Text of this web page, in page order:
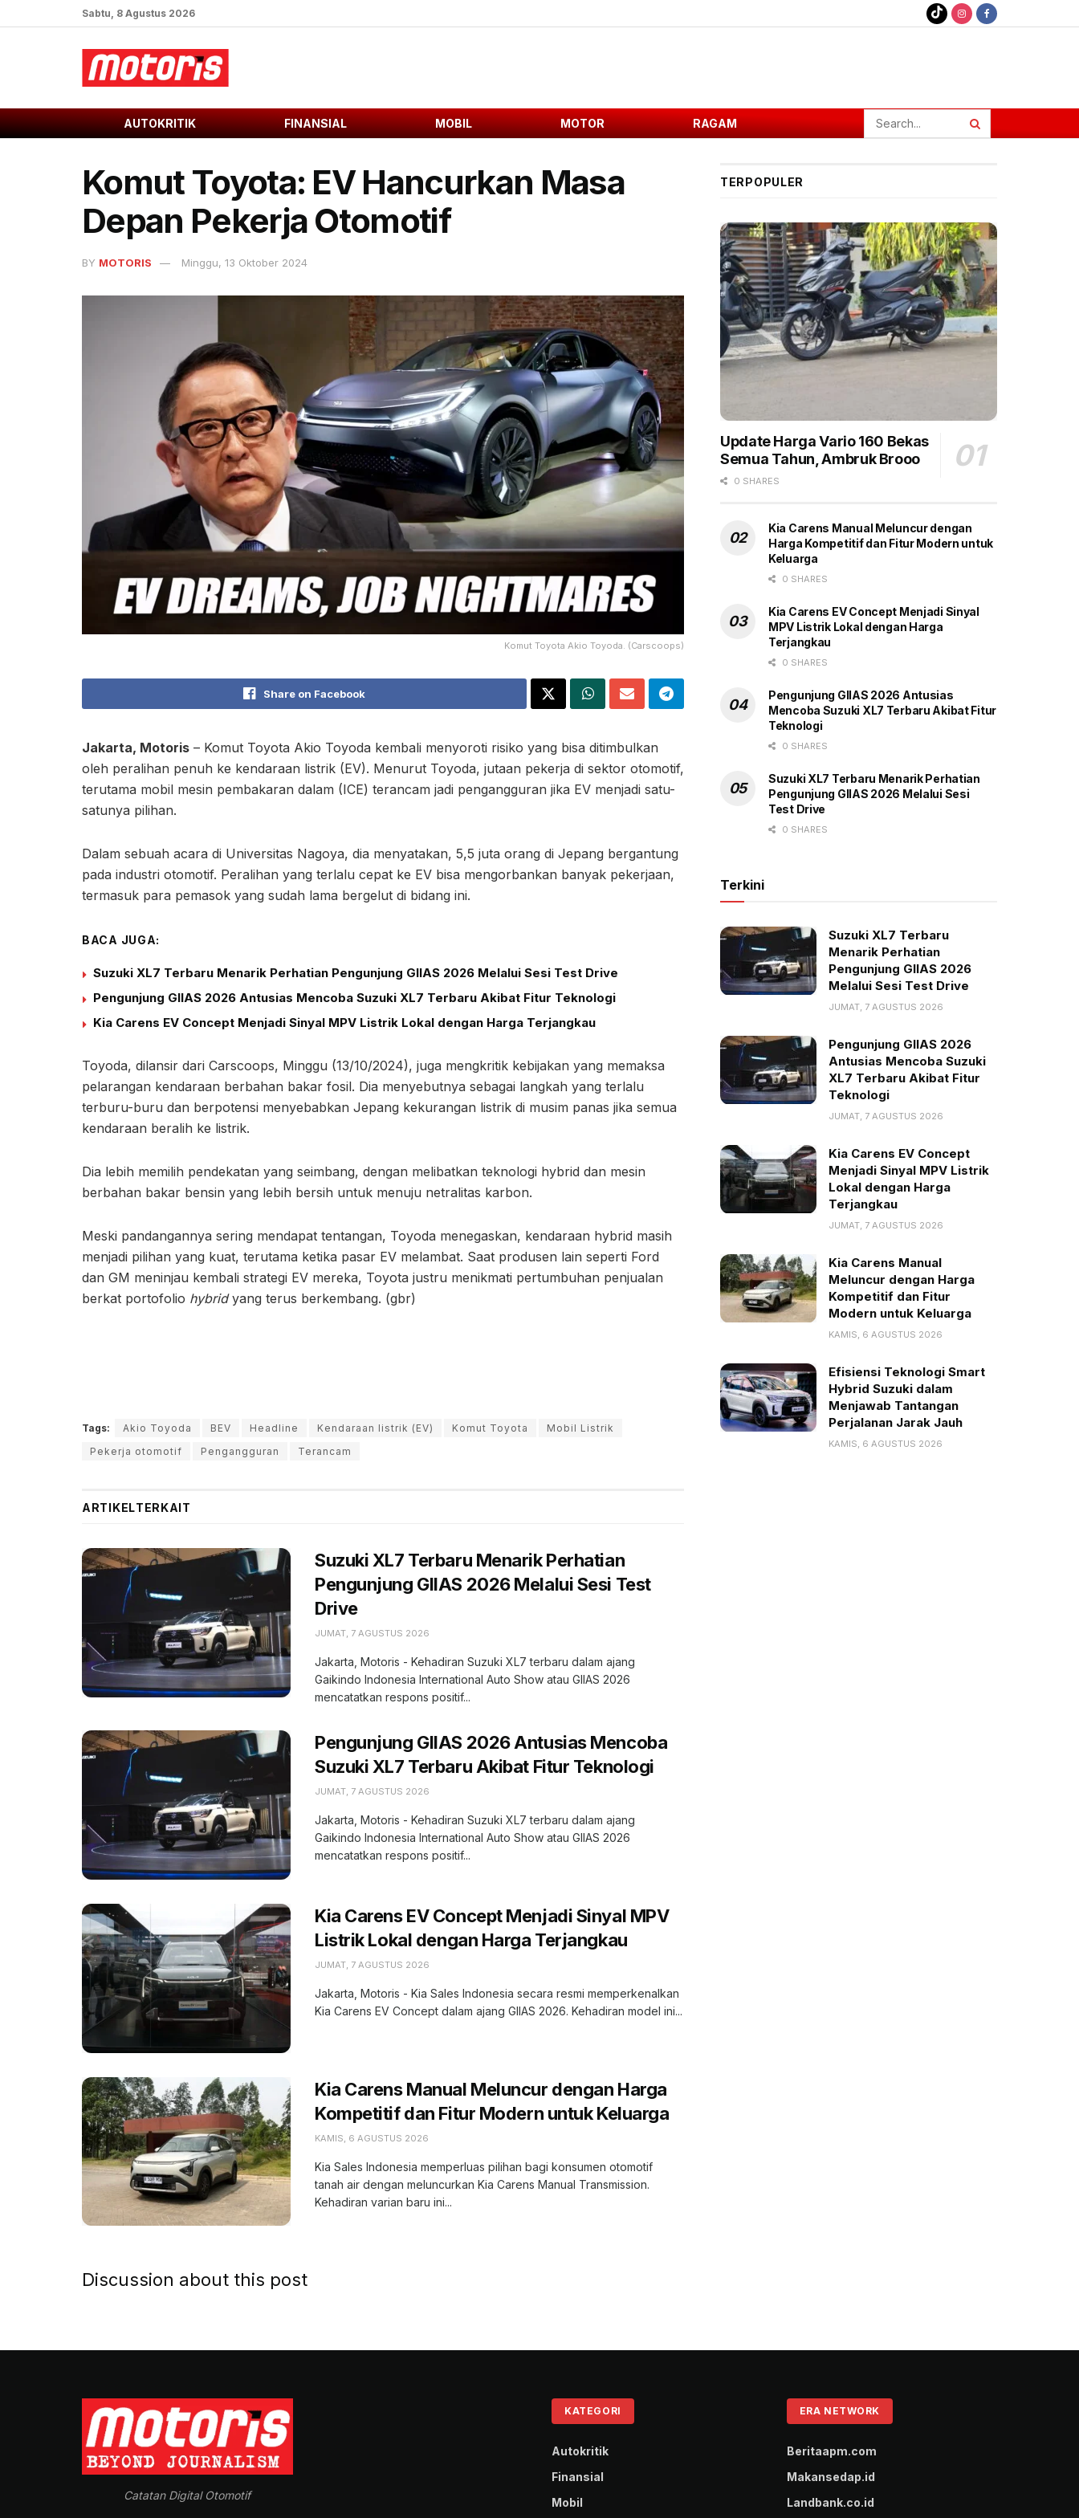
Sabtu, 8 Agustus 2026
AUTOKRITIK FINANSIAL MOBIL MOTOR RAGAM
Komut Toyota: EV Hancurkan Masa
Depan Pekerja Otomotif
BY MOTORIS Minggu, 13 Oktober 2024
Komut Toyota Akio Toyoda. (Carscoops)
Share on Facebook
Jakarta, Motoris – Komut Toyota Akio Toyoda kembali menyoroti risiko yang bisa ditimbulkan
oleh peralihan penuh ke kendaraan listrik (EV). Menurut Toyoda, jutaan pekerja di sektor otomotif,
terutama mobil mesin pembakaran dalam (ICE) terancam jadi pengangguran jika EV menjadi satu-
satunya pilihan.
Dalam sebuah acara di Universitas Nagoya, dia menyatakan, 5,5 juta orang di Jepang bergantung
pada industri otomotif. Peralihan yang terlalu cepat ke EV bisa mengorbankan banyak pekerjaan,
termasuk para pemasok yang sudah lama bergelut di bidang ini.
BACA JUGA:
Suzuki XL7 Terbaru Menarik Perhatian Pengunjung GIIAS 2026 Melalui Sesi Test Drive
Pengunjung GIIAS 2026 Antusias Mencoba Suzuki XL7 Terbaru Akibat Fitur Teknologi
Kia Carens EV Concept Menjadi Sinyal MPV Listrik Lokal dengan Harga Terjangkau
Toyoda, dilansir dari Carscoops, Minggu (13/10/2024), juga mengkritik kebijakan yang memaksa
pelarangan kendaraan berbahan bakar fosil. Dia menyebutnya sebagai langkah yang terlalu
terburu-buru dan berpotensi menyebabkan Jepang kekurangan listrik di musim panas jika semua
kendaraan beralih ke listrik.
Dia lebih memilih pendekatan yang seimbang, dengan melibatkan teknologi hybrid dan mesin
berbahan bakar bensin yang lebih bersih untuk menuju netralitas karbon.
Meski pandangannya sering mendapat tentangan, Toyoda menegaskan, kendaraan hybrid masih
menjadi pilihan yang kuat, terutama ketika pasar EV melambat. Saat produsen lain seperti Ford
dan GM meninjau kembali strategi EV mereka, Toyota justru menikmati pertumbuhan penjualan
berkat portofolio hybridyang terus berkembang. (gbr)
Tags: Akio Toyoda BEV Headline Kendaraan listrik (EV) Komut Toyota
Mobil Listrik
Pekerja otomotif
Pengangguran Terancam
ARTIKELTERKAIT
Suzuki XL7 Terbaru Menarik Perhatian
Pengunjung GIIAS 2026 Melalui Sesi Test
Drive
JUMAT, 7 AGUSTUS 2026
Jakarta, Motoris - Kehadiran Suzuki XL7 terbaru dalam ajang
Gaikindo Indonesia International Auto Show atau GIIAS 2026
mencatatkan respons positif...
Pengunjung GIIAS 2026 Antusias Mencoba
Suzuki XL7 Terbaru Akibat Fitur Teknologi
JUMAT, 7 AGUSTUS 2026
Jakarta, Motoris - Kehadiran Suzuki XL7 terbaru dalam ajang
Gaikindo Indonesia International Auto Show atau GIIAS 2026
mencatatkan respons positif...
Kia Carens EV Concept Menjadi Sinyal MPV
Listrik Lokal dengan Harga Terjangkau
JUMAT, 7 AGUSTUS 2026
Jakarta, Motoris - Kia Sales Indonesia secara resmi memperkenalkan
Kia Carens EV Concept dalam ajang GIIAS 2026. Kehadiran model ini...
Kia Carens Manual Meluncur dengan Harga
Kompetitif dan Fitur Modern untuk Keluarga
KAMIS, 6 AGUSTUS 2026
Kia Sales Indonesia memperluas pilihan bagi konsumen otomotif
tanah air dengan meluncurkan Kia Carens Manual Transmission.
Kehadiran varian baru ini...
Discussion about this post
TERPOPULER
Update Harga Vario 160 Bekas
Semua Tahun, Ambruk Brooo
0 SHARES
Kia Carens Manual Meluncur dengan
Harga Kompetitif dan Fitur Modern untuk
Keluarga
0 SHARES
Kia Carens EV Concept Menjadi Sinyal
MPV Listrik Lokal dengan Harga
Terjangkau
0 SHARES
Pengunjung GIIAS 2026 Antusias
Mencoba Suzuki XL7 Terbaru Akibat Fitur
Teknologi
0 SHARES
Suzuki XL7 Terbaru Menarik Perhatian
Pengunjung GIIAS 2026 Melalui Sesi
Test Drive
0 SHARES
Terkini
Suzuki XL7 Terbaru
Menarik Perhatian
Pengunjung GIIAS 2026
Melalui Sesi Test Drive
JUMAT, 7 AGUSTUS 2026
Pengunjung GIIAS 2026
Antusias Mencoba Suzuki
XL7 Terbaru Akibat Fitur
Teknologi
JUMAT, 7 AGUSTUS 2026
Kia Carens EV Concept
Menjadi Sinyal MPV Listrik
Lokal dengan Harga
Terjangkau
JUMAT, 7 AGUSTUS 2026
Kia Carens Manual
Meluncur dengan Harga
Kompetitif dan Fitur
Modern untuk Keluarga
KAMIS, 6 AGUSTUS 2026
Efisiensi Teknologi Smart
Hybrid Suzuki dalam
Menjawab Tantangan
Perjalanan Jarak Jauh
KAMIS, 6 AGUSTUS 2026
Catatan Digital Otomotif
KATEGORI
Autokritik
Finansial
Mobil
ERA NETWORK
Beritaapm.com
Makansedap.id
Landbank.co.id